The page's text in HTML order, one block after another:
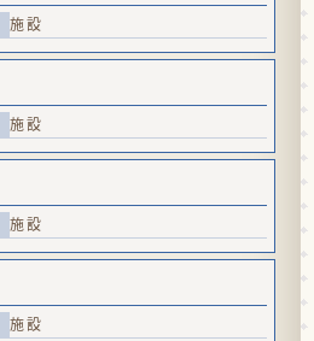
施設
施設
施設
施設